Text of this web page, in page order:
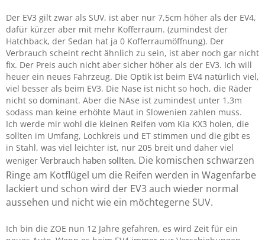
Der EV3 gilt zwar als SUV, ist aber nur 7,5cm höher als der EV4,
dafür kürzer aber mit mehr Kofferraum. (zumindest der
Hatchback, der Sedan hat ja 0 Kofferraumöffnung). Der
Verbrauch scheint recht ähnlich zu sein, ist aber noch gar nicht
fix. Der Preis auch nicht aber sicher höher als der EV3. Ich will
heuer ein neues Fahrzeug. Die Optik ist beim EV4 natürlich viel,
viel besser als beim EV3. Die Nase ist nicht so hoch, die Räder
nicht so dominant. Aber die NAse ist zumindest unter 1,3m
sodass man keine erhöhte Maut in Slowenien zahlen muss.
Ich werde mir wohl die kleinen Reifen vom Kia KX3 holen, die
sollten im Umfang, Lochkreis und ET stimmen und die gibt es
in Stahl, was viel leichter ist, nur 205 breit und daher viel
weniger Verbrauch haben sollten. Die komischen schwarzen
Ringe am Kotflügel um die Reifen werden in Wagenfarbe
lackiert und schon wird der EV3 auch wieder normal
aussehen und nicht wie ein möchtegerne SUV.
Ich bin die ZOE nun 12 Jahre gefahren, es wird Zeit für ein